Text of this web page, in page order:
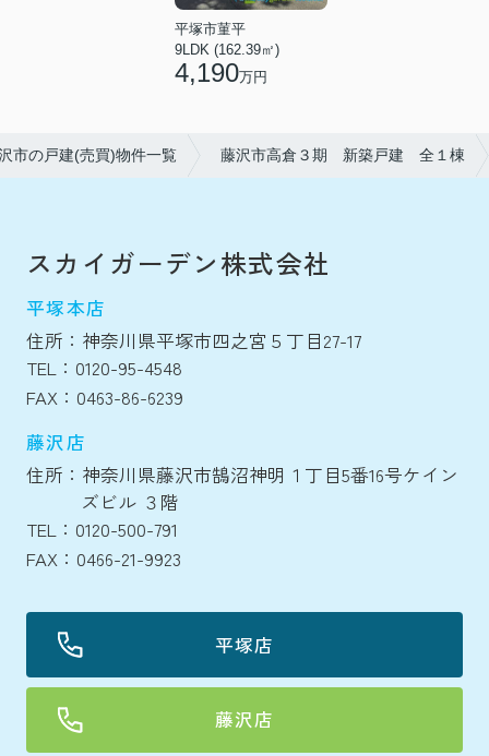
平塚市菫平
9LDK (162.39㎡)
4,190万円
市の戸建(売買)物件一覧 藤沢市高倉３期 新築戸建 全１棟
スカイガーデン株式会社
平塚本店
住所：神奈川県平塚市四之宮５丁目27-17
TEL：0120-95-4548
FAX：0463-86-6239
藤沢店
住所：神奈川県藤沢市鵠沼神明１丁目5番16号ケイン
ズビル ３階
TEL：0120-500-791
FAX：0466-21-9923
平塚店
藤沢店